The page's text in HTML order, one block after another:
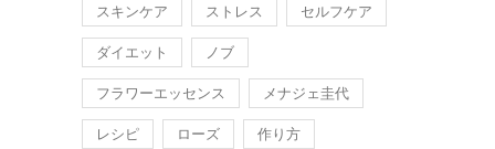
スキンケア ストレス セルフケア
ダイエット ノブ
フラワーエッセンス メナジェ圭代
レシピ ローズ 作り方